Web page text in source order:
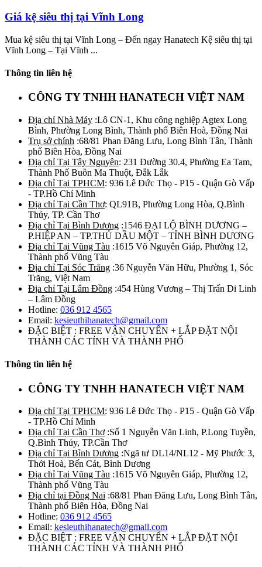
Giá kệ siêu thị tại Vĩnh Long
Mua kệ siêu thị tại Vĩnh Long – Đến ngay Hanatech Kệ siêu thị tại
Vĩnh Long – Tại Vĩnh ...
Thông tin liên hệ
CÔNG TY TNHH HANATECH VIỆT NAM
Địa chỉ Nhà Máy :Lô CN-1, Khu công nghiệp Agtex Long
Bình, Phường Long Bình, Thành phố Biên Hoà, Đồng Nai
Trụ sở chính :68/81 Phan Đăng Lưu, Long Bình Tân, Thành
phố Biên Hòa, Đồng Nai
Địa chỉ Tại Tây Nguyên: 231 Đường 30.4, Phường Ea Tam,
Thành Phố Buôn Ma Thuột, Đắk Lắk
Địa chỉ Tại TPHCM: 936 Lê Đức Thọ - P15 - Quận Gò Vấp
- TP.Hồ Chí Minh
Địa chỉ Tại Cần Thơ: QL91B, Phường Long Hòa, Q.Bình
Thủy, TP. Cần Thơ
Địa chỉ Tại Bình Dương :1546 ĐẠI LỘ BÌNH DƯƠNG –
P.HIỆP AN – TP.THỦ DẦU MỘT – TỈNH BÌNH DƯƠNG
Địa chỉ Tại Vũng Tàu :1615 Võ Nguyên Giáp, Phường 12,
Thành phố Vũng Tàu
Địa chỉ Tại Sóc Trăng :36 Nguyễn Văn Hữu, Phường 1, Sóc
Trăng, Việt Nam
Địa chỉ Tại Lâm Đồng :454 Hùng Vương – Thị Trấn Di Linh
– Lâm Đồng
Hotline: 036 912 4565
Email: kesieuthihanatech@gmail.com
ĐẶC BIỆT : FREE VẬN CHUYỂN + LẮP ĐẶT NỘI
THÀNH CÁC TỈNH VÀ THÀNH PHỐ
Thông tin liên hệ
CÔNG TY TNHH HANATECH VIỆT NAM
Địa chỉ Tại TPHCM: 936 Lê Đức Thọ - P15 - Quận Gò Vấp
- TP.Hồ Chí Minh
Địa chỉ Tại Cần Thơ:Số 1 Nguyễn Văn Linh, P.Long Tuyền,
Q.Bình Thủy, TP.Cần Thơ
Địa chỉ Tại Bình Dương :Ngã tư DL14/NL12 - Mỹ Phước 3,
Thới Hoà, Bến Cát, Bình Dương
Địa chỉ Tại Vũng Tàu :1615 Võ Nguyên Giáp, Phường 12,
Thành phố Vũng Tàu
Địa chỉ tại Đồng Nai :68/81 Phan Đăng Lưu, Long Bình Tân,
Thành phố Biên Hòa, Đồng Nai
Hotline: 036 912 4565
Email: kesieuthihanatech@gmail.com
ĐẶC BIỆT : FREE VẬN CHUYỂN + LẮP ĐẶT NỘI
THÀNH CÁC TỈNH VÀ THÀNH PHỐ